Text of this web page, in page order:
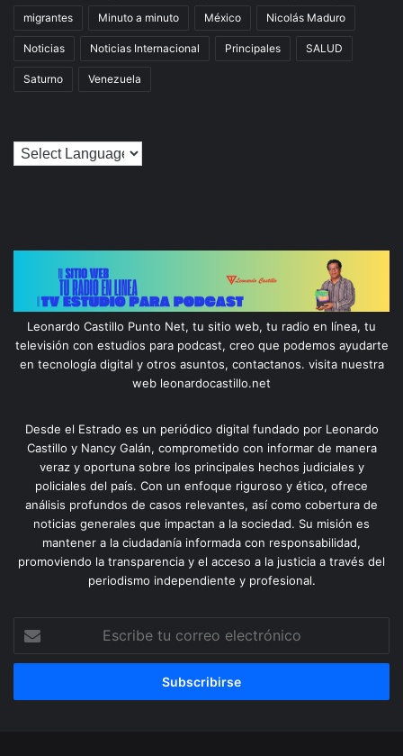
migrantes Minuto a minuto México Nicolás Maduro
Noticias Noticias Internacional Principales SALUD
Saturno Venezuela
Leonardo Castillo Punto Net, tu sitio web, tu radio en línea, tu
televisión con estudios para podcast, creo que podemos ayudarte
en tecnología digital y otros asuntos, contactanos. visita nuestra
web leonardocastillo.net
Desde el Estrado es un periódico digital fundado por Leonardo
Castillo y Nancy Galán, comprometido con informar de manera
veraz y oportuna sobre los principales hechos judiciales y
policiales del país. Con un enfoque riguroso y ético, ofrece
análisis profundos de casos relevantes, así como cobertura de
noticias generales que impactan a la sociedad. Su misión es
mantener a la ciudadanía informada con responsabilidad,
promoviendo la transparencia y el acceso a la justicia a través del
periodismo independiente y profesional.
correo